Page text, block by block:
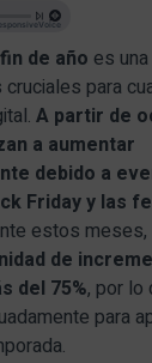
de año es
para
A partir de
a aumentar
debido a
Friday y las
estos
de
del 75%, por lo
para